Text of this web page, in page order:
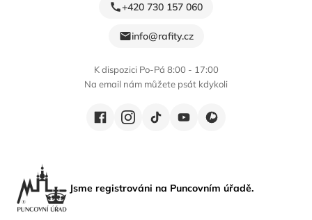
+420 730 157 060
info@rafity.cz
K dispozici Po-Pá 8:00 - 17:00
Na email nám můžete psát kdykoli
Jsme registrováni na Puncovním úřadě.